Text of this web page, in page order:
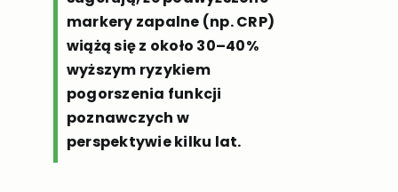
markery zapalne (np. CRP)
wiążą się z około 30–40%
wyższym ryzykiem
pogorszenia funkcji
poznawczych w
perspektywie kilku lat.